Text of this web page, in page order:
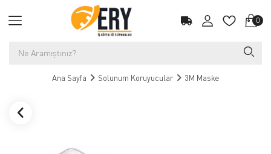
0
Ana Sayfa Solunum Koruyucular 3M Maske